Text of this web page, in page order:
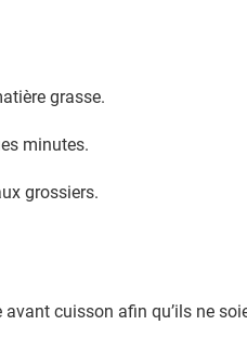
grasse.
minutes.
grossiers.
cuisson afin qu’ils ne